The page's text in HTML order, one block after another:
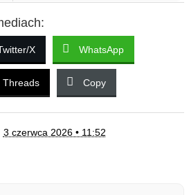
X WhatsApp
Threads Copy
3 czerwca 2026 • 11:52